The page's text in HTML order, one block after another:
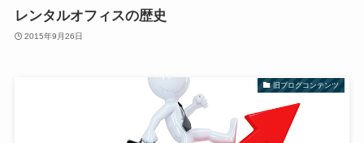
レンタルオフィスの歴史
2015年9月26日
旧ブログコンテンツ